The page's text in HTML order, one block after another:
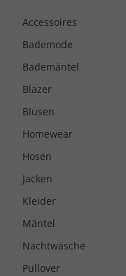
Accessoires
Bademode
Bademäntel
Blazer
Blusen
Homewear
Hosen
Jacken
Kleider
Mäntel
Nachtwäsche
Pullover